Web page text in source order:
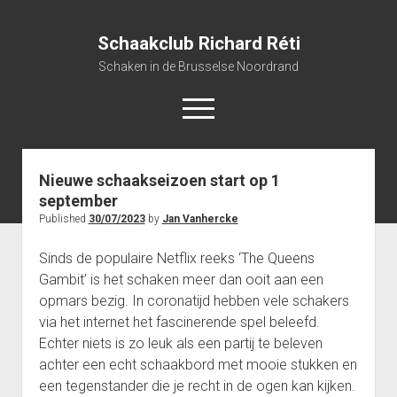
Schaakclub Richard Réti
Schaken in de Brusselse Noordrand
open
menu
Home
dropdown
Uitslagen, ranking en rondes Clubkampioenschap 2025-2026
Reglement clubkampioenschap 2025-2026
Inhaalavonden 2025-2026
Beker 2025-2026
Gratis Blitz-avonden 2025-2026
open
dropdown
menu
12/09/2025
12/12/2025
08/05/2026
Gratis Rapid tornooi 2025-2026
Interclub 2025-2026
FIDE Blitz tornooi 2025-2026: 3rd The Meaning of Chess
Bestuur
Gegevens leden
Archieven
open
dropdown
menu
Competities 2024-2025
open
dropdown
menu
Clubkampioenschap 2024-2025
open
Competities 2023-2024
open
Nieuwe schaakseizoen start op 1
september
Published 30/07/2023by Jan Vanhercke
Sinds de populaire Netflix reeks ‘The Queens
Gambit’ is het schaken meer dan ooit aan een
opmars bezig. In coronatijd hebben vele schakers
via het internet het fascinerende spel beleefd.
Echter niets is zo leuk als een partij te beleven
achter een echt schaakbord met mooie stukken en
een tegenstander die je recht in de ogen kan kijken.